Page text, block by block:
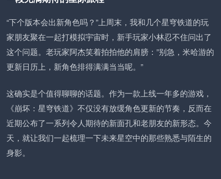
“下个版本会出新角色吗？”上周末，我和几个星穹铁道的玩
家朋友聚在一起打模拟宇宙时，新手玩家小林忍不住问出了
这个问题。老玩家阿杰笑着拍拍他的肩膀：”别急，米哈游的
更新日历上，新角色排得满满当当呢。”
这确实是个值得聊聊的话题。作为一款上线一年多的游戏，
《崩坏：星穹铁道》不仅没有放缓角色更新的节奏，反而在
近期公布了一系列令人期待的新面孔和老朋友的新形态。今
天，就让我们一起梳理一下未来星空中的那些熟悉与陌生的
身影。